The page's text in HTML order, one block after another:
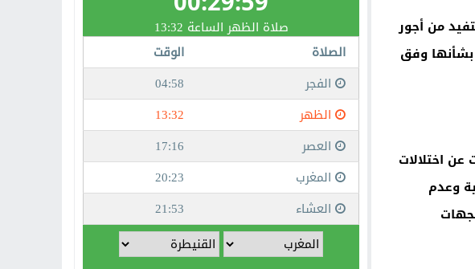
من أجور
بشأنها وفق
اختلالات
وعدم